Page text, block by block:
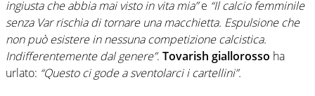
ingiusta che abbia mai visto in vita mia”e “Il calcio femminile
senza Var rischia di tornare una macchietta. Espulsione che
non può esistere in nessuna competizione calcistica.
Indifferentemente dal genere”. Tovarish giallorosso ha
urlato: “Questo ci gode a sventolarci i cartellini”.